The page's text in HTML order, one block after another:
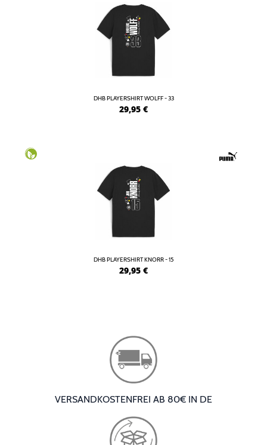
DHB PLAYERSHIRT WOLFF - 33
29,95 €
DHB PLAYERSHIRT KNORR - 15
29,95 €
VERSANDKOSTENFREI AB 80€ IN DE